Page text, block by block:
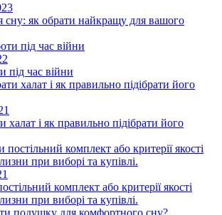
як обрати найкращу для вашого
під час війни
халат і як правильно підібрати його
комплект або критерії якості
при виборі та купівлі.